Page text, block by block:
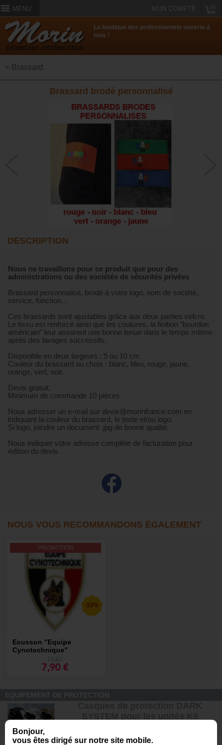
Bonjour,
vous êtes dirigé sur notre site mobile.
MENU MON COMPTE
La boutique des professionnels ouverte à
tous !
< Brassard
Brassard brodé personnalisé
DESCRIPTION
Nous ne travaillons pour ce produit que pour des
administrations ou des sociétés de sécurités privées
Brassard personnalisé, brodé à votre logo, nom de société,
service, fonction...
Ces brassards sont ajustables grâce aux deux parties velcro.
Le tissu est renforcé ainsi que les coutures, la finition "bourdon
américain" leur assurent une bonne tenue dans le temps même
aprés des lavages successifs.
Disponible en deux largeurs : 5 ou 10 cm
Couleur du brassard au choix : blanc, bleu, rouge, jaune,
orange, vert, noir.
Devis gratuit.
Minimum de commande 10 pièces
Nous adresser un e-mail sur devis@morinfrance.com en
indiquant la couleur du brassard, le texte et/ou logo.
Si logo, joindre un document .jpg de bonne qualité.
Nous indiquer votre adresse complète de facturation pour
édition du devis.
NOUS VOUS RECOMMANDONS ÉGALEMENT
PROMOTION
Ecusson "Equipe
Cynotechnique"
-33%
7,90 €